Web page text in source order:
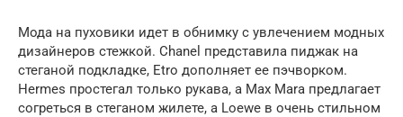
Мода на пуховики идет в обнимку с увлечением модных
дизайнеров стежкой. Chanel представила пиджак на
стеганой подкладке, Etro дополняет ее пэчворком.
Hermes простегал только рукава, а Max Mara предлагает
согреться в стеганом жилете, а Loewe в очень стильном